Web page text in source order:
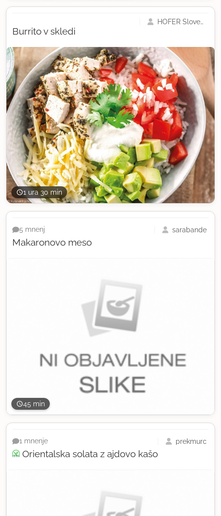
1 ura 30 min
Burrito v skledi
HOFER Slovenija
45 min
Makaronovo meso
5 mnenj sarabande
Orientalska solata z ajdovo kašo
1 mnenje prekmurc